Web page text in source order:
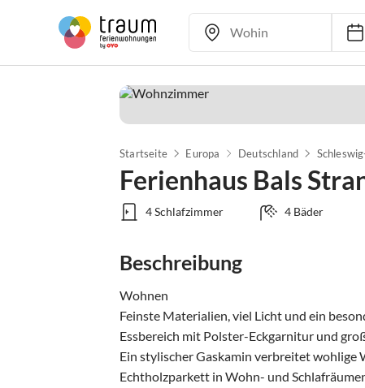
Startseite Europa Deutschland
Ferienhaus Bals
4 Schlafzimmer 4 Bäder
Beschreibung
Wohnen
Feinste Materialien, viel Licht und ein
Essbereich mit Polster-Eckgarnitur und
Ein stylischer Gaskamin verbreitet wohlige
Echtholzparkett in Wohn- und